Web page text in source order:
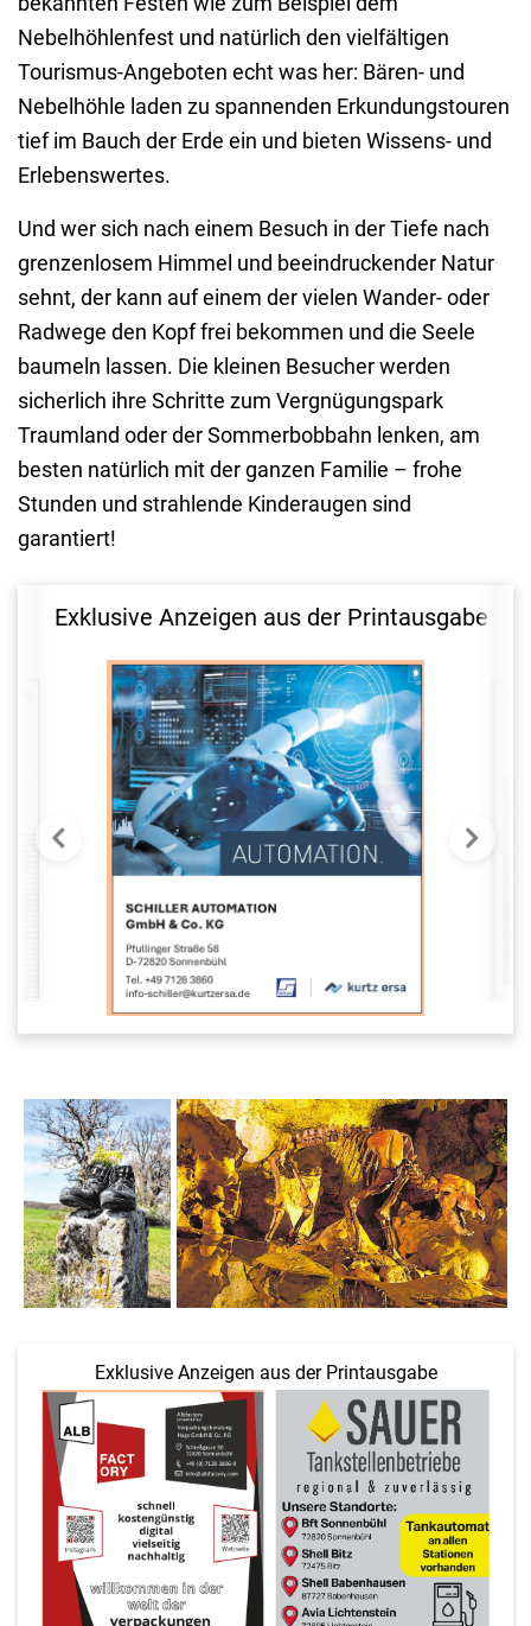
Nebelhöhlenfest und natürlich den vielfältigen
Tourismus-Angeboten echt was her: Bären- und
Nebelhöhle laden zu spannenden Erkundungstouren
tief im Bauch der Erde ein und bieten Wissens- und
Erlebenswertes.
Und wer sich nach einem Besuch in der Tiefe nach
grenzenlosem Himmel und beeindruckender Natur
sehnt, der kann auf einem der vielen Wander- oder
Radwege den Kopf frei bekommen und die Seele
baumeln lassen. Die kleinen Besucher werden
sicherlich ihre Schritte zum Vergnügungspark
Traumland oder der Sommerbobbahn lenken, am
besten natürlich mit der ganzen Familie – frohe
Stunden und strahlende Kinderaugen sind
garantiert!
Exklusive Anzeigen aus der Printausgabe
Exklusive Anzeigen aus der Printausgabe